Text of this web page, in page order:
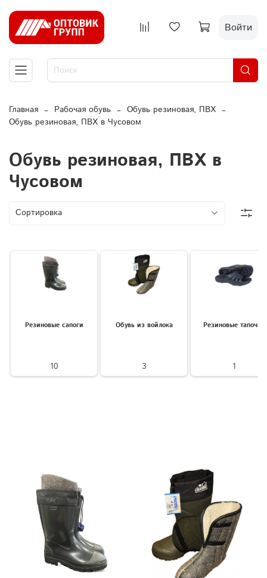
Войти
Главная Рабочая обувь
Обувь резиновая, ПВХ
Обувь резиновая, ПВХ в Чусовом
Обувь резиновая, ПВХ в
Чусовом
Резиновые сапоги
10
Обувь из войлока
3
Резиновые тапочки
1